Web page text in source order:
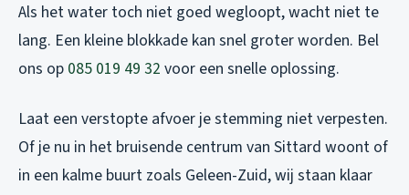
Als het water toch niet goed wegloopt, wacht niet te
lang. Een kleine blokkade kan snel groter worden. Bel
ons op 085 019 49 32 voor een snelle oplossing.
Laat een verstopte afvoer je stemming niet verpesten.
Of je nu in het bruisende centrum van Sittard woont of
in een kalme buurt zoals Geleen-Zuid, wij staan klaar